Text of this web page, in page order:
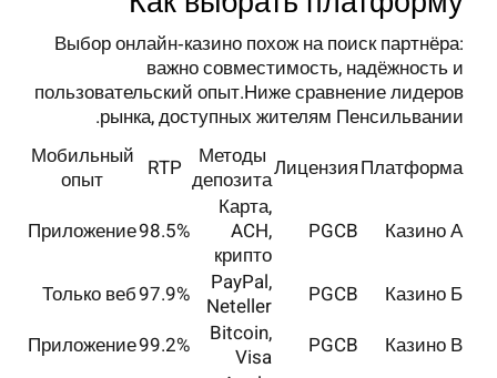
Выбор онлайн‑казино похож на поиск партнёра:
важно совместимость, надёжность и
пользовательский опыт.Ниже сравнение лидеров
рынка, доступных жителям Пенсильвании.
Платформа
Лицензия
Методы
депозита
RTP
Мобильный
опыт
Казино А
PGCB
Карта,
ACH,
крипто
98.5%
Приложение
Казино Б
PGCB
PayPal,
Neteller
97.9%
Только веб
Казино В
PGCB
Bitcoin,
Visa
99.2%
Приложение